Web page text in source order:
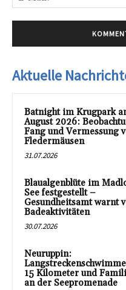
Aktuelle
Batnight im Krugpark
August 2026:
Fang und Vermessung
Fledermäusen
31.07.2026
Blaualgenblüte im
See festgestellt –
Gesundheitsamt warnt
Badeaktivitäten
30.07.2026
Neuruppin:
15 Kilometer und
an der Seepromenade